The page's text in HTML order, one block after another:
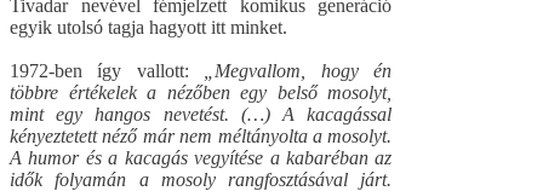
Tivadar nevével fémjelzett komikus generáció
egyik utolsó tagja hagyott itt minket.
1972-ben így vallott: „Megvallom, hogy én
többre értékelek a nézőben egy belső mosolyt,
mint egy hangos nevetést. (…) A kacagással
kényeztetett néző már nem méltányolta a mosolyt.
A humor és a kacagás vegyítése a kabaréban az
idők folyamán a mosoly rangfosztásával járt.